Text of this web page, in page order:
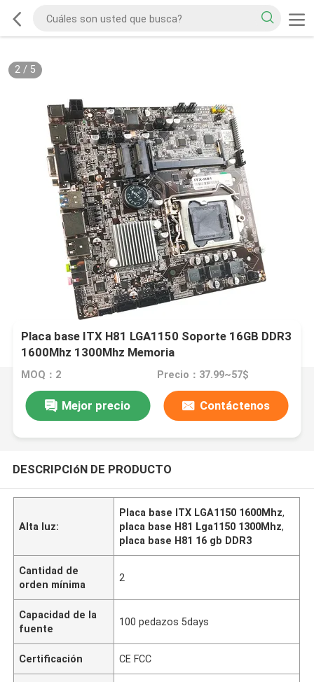
2/ 5
Placa base ITX H81 LGA1150 Soporte 16GB DDR3
1600Mhz 1300Mhz Memoria
MOQ：2 Precio：37.99~57$
Mejor precio Contáctenos
DESCRIPCIóN DE PRODUCTO
Alta luz:
Placa base ITX LGA1150 1600Mhz,
placa base H81 Lga1150 1300Mhz,
placa base H81 16 gb DDR3
Cantidad de
orden mínima
2
Capacidad de la
fuente
100 pedazos 5days
Certificación CE FCC